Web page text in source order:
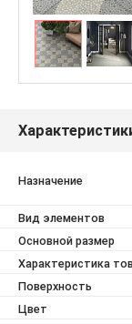
Назначение
Вид элементов
Основной размер
Характеристика
Поверхность
Цвет